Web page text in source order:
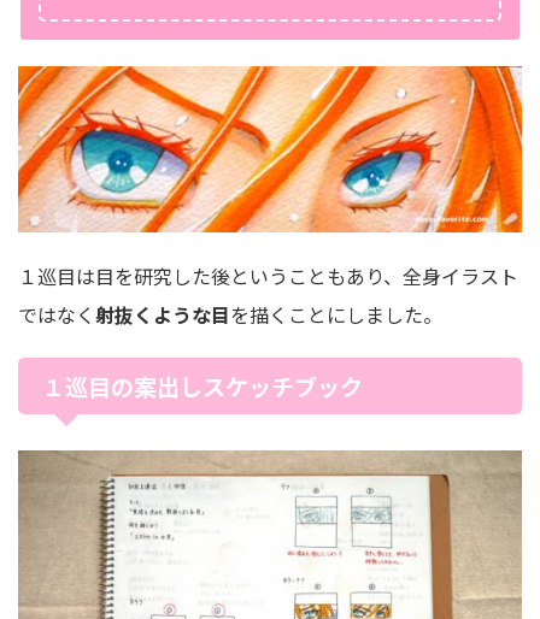
１巡目は目を研究した後ということもあり、全身イラスト
ではなく 射抜くような目を描くことにしました。
１巡目の案出しスケッチブック